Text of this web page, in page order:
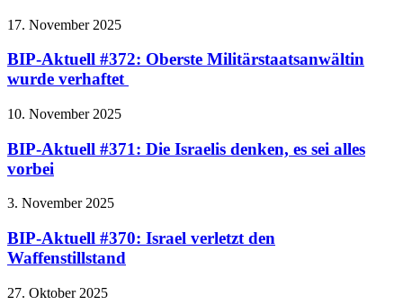
17. November 2025
BIP-Aktuell #372: Oberste Militärstaatsanwältin
wurde verhaftet
10. November 2025
BIP-Aktuell #371: Die Israelis denken, es sei alles
vorbei
3. November 2025
BIP-Aktuell #370: Israel verletzt den
Waffenstillstand
27. Oktober 2025